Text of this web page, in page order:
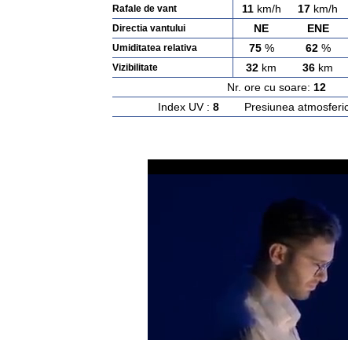
Rafale de vant 11km/h 17 km/h
Directia vantului NE ENE
Umiditatea relativa 75% 62%
Vizibilitate 32 km 36 km
Nr. ore cu soare: 12
Index UV : 8 Presiunea